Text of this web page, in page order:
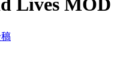
Lives MOD